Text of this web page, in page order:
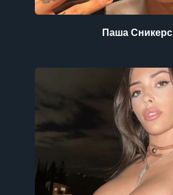
Паша Сникерс